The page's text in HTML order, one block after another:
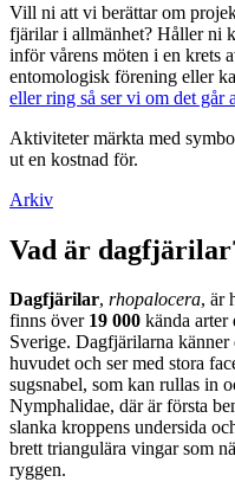
Vill ni att vi berättar om
fjärilar i allmänhet? Håller ni
inför vårens möten i en krets
entomologisk förening eller
eller ring så ser vi om det går
Aktiviteter märkta med
ut en kostnad för.
Arkiv
Vad är
Dagfjärilar, rhopalocera, är
finns över 19 000 kända
Sverige. Dagfjärilarna
huvudet och ser med stora
sugsnabel, som kan rullas in
Nymphalidae, där är första
slanka kroppens undersida
brett triangulära vingar som
ryggen.